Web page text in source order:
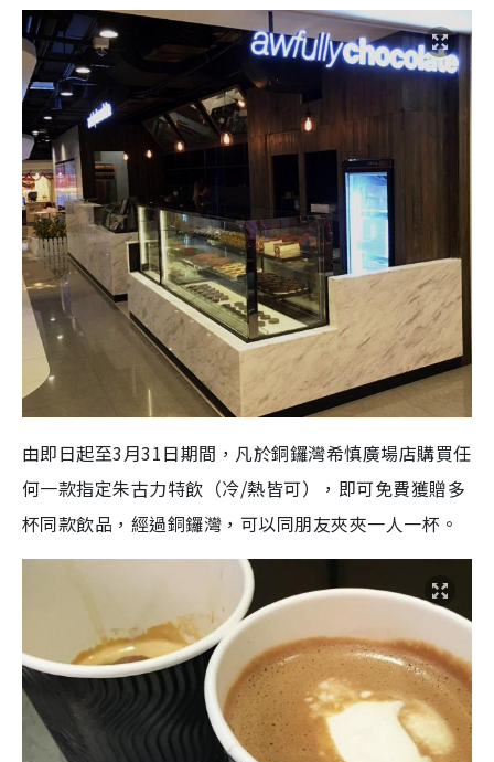
由即日起至3月31日期間，凡於銅鑼灣希慎廣場店購買任
何一款指定朱古力特飲（冷/熱皆可），即可免費獲贈多
杯同款飲品，經過銅鑼灣，可以同朋友夾夾一人一杯。